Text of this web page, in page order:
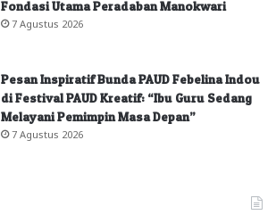
Fondasi Utama Peradaban Manokwari
7 Agustus 2026
Pesan Inspiratif Bunda PAUD Febelina Indou
di Festival PAUD Kreatif: “Ibu Guru Sedang
Melayani Pemimpin Masa Depan”
7 Agustus 2026